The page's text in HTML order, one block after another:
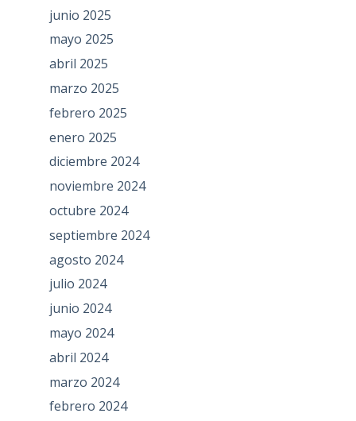
junio 2025
mayo 2025
abril 2025
marzo 2025
febrero 2025
enero 2025
diciembre 2024
noviembre 2024
octubre 2024
septiembre 2024
agosto 2024
julio 2024
junio 2024
mayo 2024
abril 2024
marzo 2024
febrero 2024